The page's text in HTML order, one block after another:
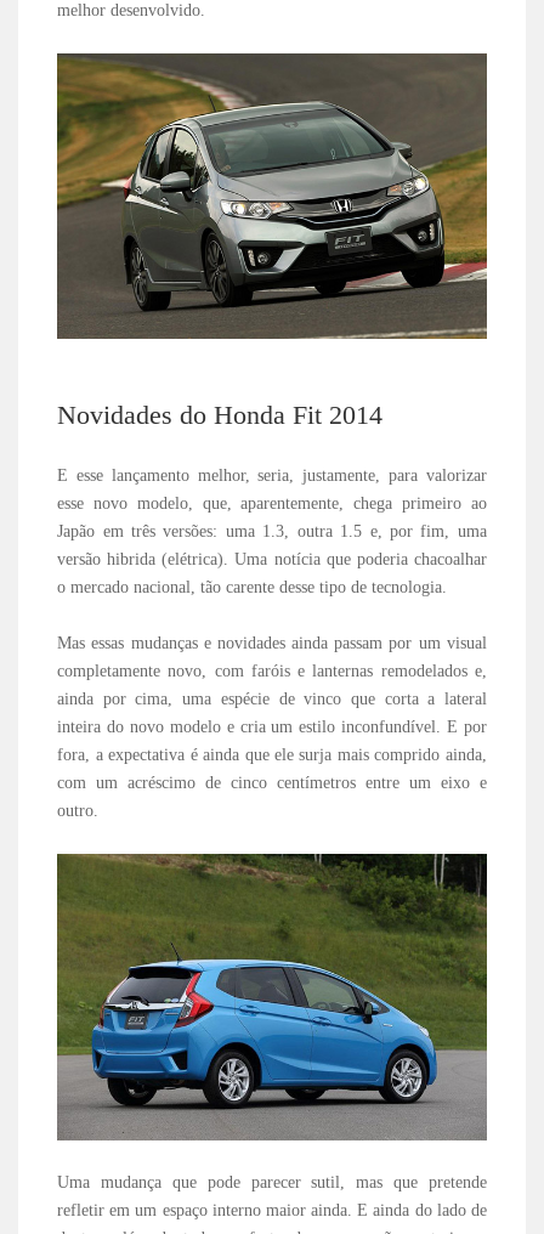
melhor desenvolvido.
Novidades do Honda Fit 2014
E esse lançamento melhor, seria, justamente, para valorizar
esse novo modelo, que, aparentemente, chega primeiro ao
Japão em três versões: uma 1.3, outra 1.5 e, por fim, uma
versão hibrida (elétrica). Uma notícia que poderia chacoalhar
o mercado nacional, tão carente desse tipo de tecnologia.
Mas essas mudanças e novidades ainda passam por um visual
completamente novo, com faróis e lanternas remodelados e,
ainda por cima, uma espécie de vinco que corta a lateral
inteira do novo modelo e cria um estilo inconfundível. E por
fora, a expectativa é ainda que ele surja mais comprido ainda,
com um acréscimo de cinco centímetros entre um eixo e
outro.
Uma mudança que pode parecer sutil, mas que pretende
refletir em um espaço interno maior ainda. E ainda do lado de